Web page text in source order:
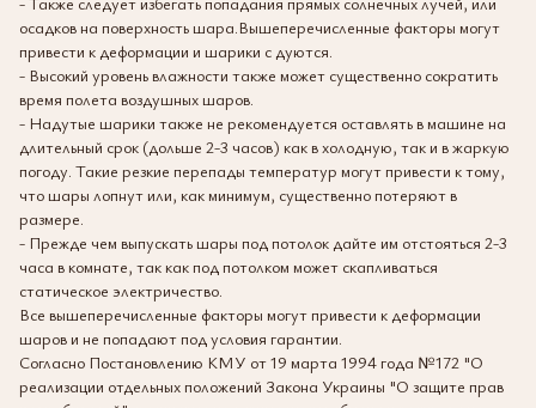
осадков на поверхность шара.Вышеперечисленные факторы могут
привести к деформации и шарики с дуются.
- Высокий уровень влажности также может существенно сократить
время полета воздушных шаров.
- Надутые шарики также не рекомендуется оставлять в машине на
длительный срок (дольше 2-3 часов) как в холодную, так и в жаркую
погоду. Такие резкие перепады температур могут привести к тому,
что шары лопнут или, как минимум, существенно потеряют в
размере.
- Прежде чем выпускать шары под потолок дайте им отстояться 2-3
часа в комнате, так как под потолком может скапливаться
статическое электричество.
Все вышеперечисленные факторы могут привести к деформации
шаров и не попадают под условия гарантии.
Согласно Постановлению КМУ от 19 марта 1994 года №172 "О
реализации отдельных положений Закона Украины "О защите прав